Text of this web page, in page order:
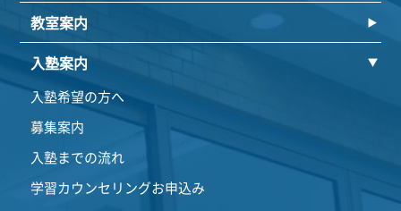
教室案内
入塾案内
入塾希望の方へ
募集案内
入塾までの流れ
学習カウンセリングお申込み